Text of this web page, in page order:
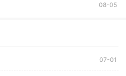
08-05
07-01